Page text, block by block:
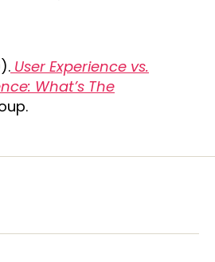
User Experience vs.
What’s The